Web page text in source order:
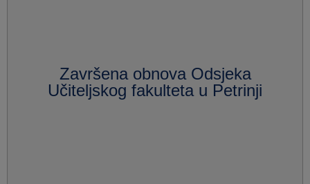
Završena obnova Odsjeka
Učiteljskog fakulteta u Petrinji